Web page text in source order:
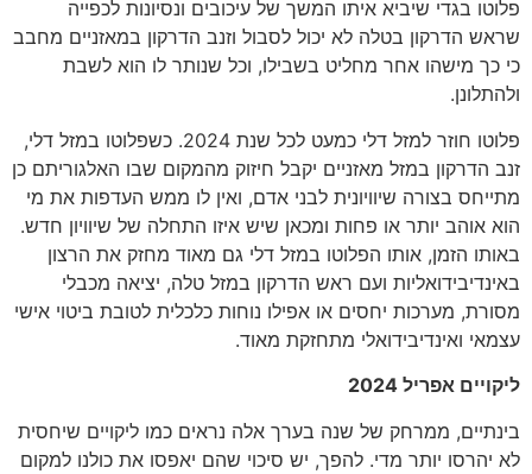
פלוטו בגדי שיביא איתו המשך של עיכובים ונסיונות לכפייה
שראש הדרקון בטלה לא יכול לסבול וזנב הדרקון במאזניים מחבב
כי כך מישהו אחר מחליט בשבילו, וכל שנותר לו הוא לשבת
ולהתלונן.
פלוטו חוזר למזל דלי כמעט לכל שנת 2024. כשפלוטו במזל דלי,
זנב הדרקון במזל מאזניים יקבל חיזוק מהמקום שבו האלגוריתם כן
מתייחס בצורה שיוויונית לבני אדם, ואין לו ממש העדפות את מי
הוא אוהב יותר או פחות ומכאן שיש איזו התחלה של שיוויון חדש.
באותו הזמן, אותו הפלוטו במזל דלי גם מאוד מחזק את הרצון
באינדיבידואליות ועם ראש הדרקון במזל טלה, יציאה מכבלי
מסורת, מערכות יחסים או אפילו נוחות כלכלית לטובת ביטוי אישי
עצמאי ואינדיבידואלי מתחזקת מאוד.
ליקויים אפריל 2024
בינתיים, ממרחק של שנה בערך אלה נראים כמו ליקויים שיחסית
לא יהרסו יותר מדי. להפך, יש סיכוי שהם יאפסו את כולנו למקום